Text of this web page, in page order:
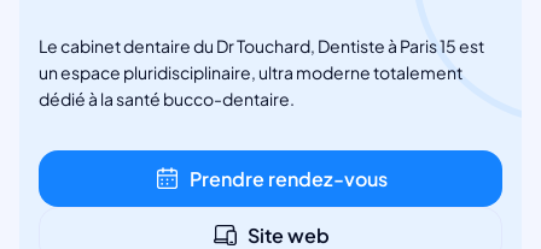
Le cabinet dentaire du Dr Touchard, Dentiste à Paris 15 est
un espace pluridisciplinaire, ultra moderne totalement
dédié à la santé bucco-dentaire.
Prendre rendez-vous
Site web